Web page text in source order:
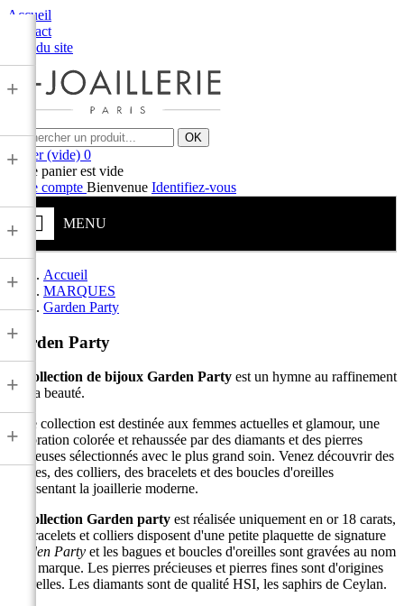
Accueil
Contact
Plan du site
OK
Panier (vide) 0
Votre panier est vide
Votre compte Bienvenue Identifiez-vous
MENU
+
+
+
+
+
+
+
Accueil
MARQUES
Garden Party
Garden Party
La collection de bijoux Garden Party est un hymne au raffinement
et à la beauté.
Cette collection est destinée aux femmes actuelles et glamour, une
célébration colorée et rehaussée par des diamants et des pierres
précieuses sélectionnés avec le plus grand soin. Venez découvrir des
bagues, des colliers, des bracelets et des boucles d'oreilles
représentant la joaillerie moderne.
collection Garden party est réalisée uniquement en or 18 carats,
les bracelets et colliers disposent d'une petite plaquette de signature
Garden Party et les bagues et boucles d'oreilles sont gravées au nom
de la marque. Les pierres précieuses et pierres fines sont d'origines
naturelles. Les diamants sont de qualité HSI, les saphirs de Ceylan.